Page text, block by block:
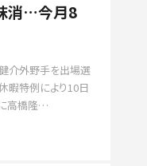
消…今月8
介外野手を出場選
暇特例により10日
高橋隆…